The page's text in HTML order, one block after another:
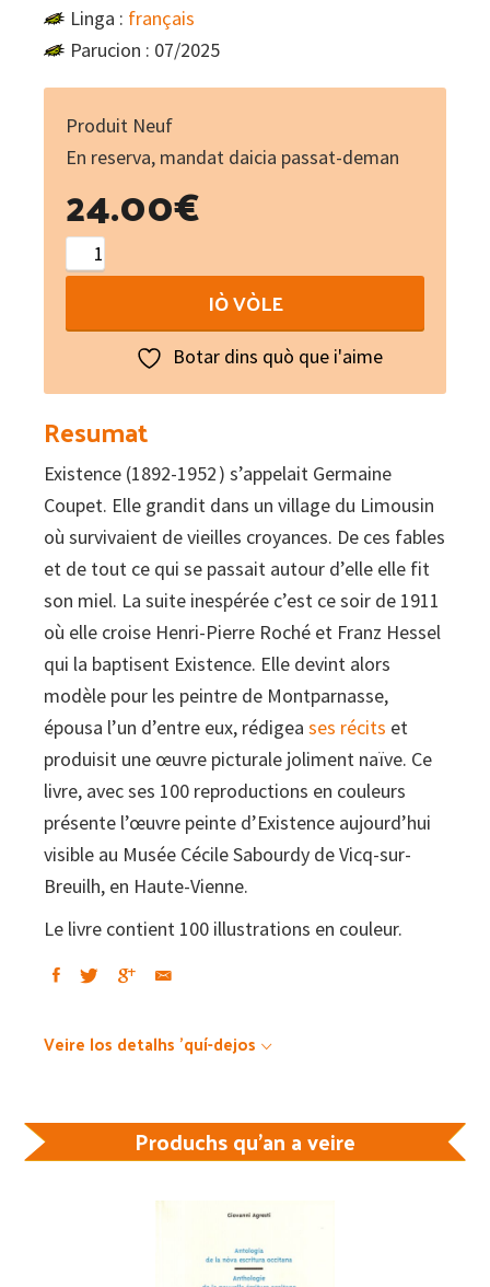
Linga : français
Parucion : 07/2025
Produit Neuf
En reserva, mandat daicia passat-deman
24.00€
Dite
Existence,
et
Jim
quantity
IÒ VÒLE
Botar dins quò que i'aime
Resumat
Existence (1892-1952 ) s’appelait Germaine
Coupet. Elle grandit dans un village du Limousin
où survivaient de vieilles croyances. De ces fables
et de tout ce qui se passait autour d’elle elle fit
son miel. La suite inespérée c’est ce soir de 1911
où elle croise Henri-Pierre Roché et Franz Hessel
qui la baptisent Existence. Elle devint alors
modèle pour les peintre de Montparnasse,
épousa l’un d’entre eux, rédigea ses récits et
produisit une œuvre picturale joliment naïve. Ce
livre, avec ses 100 reproductions en couleurs
présente l’œuvre peinte d’Existence aujourd’hui
visible au Musée Cécile Sabourdy de Vicq-sur-
Breuilh, en Haute-Vienne.
Le livre contient 100 illustrations en couleur.
Veire los detalhs 'quí-dejos
Produchs qu'an a veire